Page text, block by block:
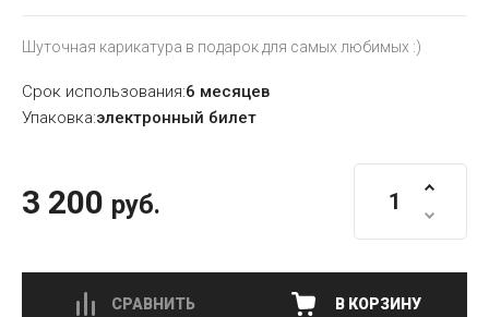
Шуточная карикатура в подарок для самых любимых :)
Срок использования:6 месяцев
Упаковка:электронный билет
3 200 руб.
СРАВНИТЬ В КОРЗИНУ